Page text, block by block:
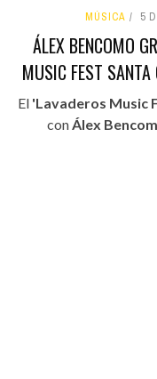
MÚSICA 5
ÁLEX BENCOMO
MUSIC FEST
El 'Lavaderos Music
conÁlex